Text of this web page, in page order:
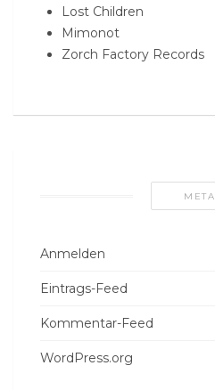
Lost Children
Mimonot
Zorch Factory Records
META
Anmelden
Eintrags-Feed
Kommentar-Feed
WordPress.org